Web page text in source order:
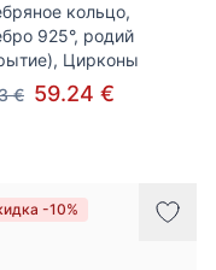
кольцо,
925°, родий
Цирконы
€ 59.24 €
-10%